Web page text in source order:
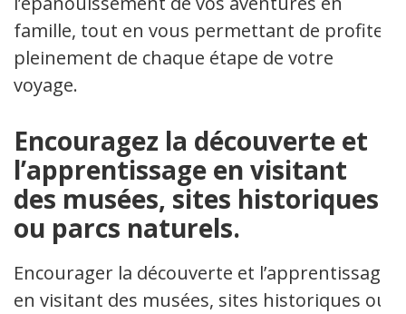
famille, tout en vous permettant de profiter
pleinement de chaque étape de votre
voyage.
Encouragez la découverte et
l’apprentissage en visitant
des musées, sites historiques
ou parcs naturels.
Encourager la découverte et l’apprentissage
en visitant des musées, sites historiques ou